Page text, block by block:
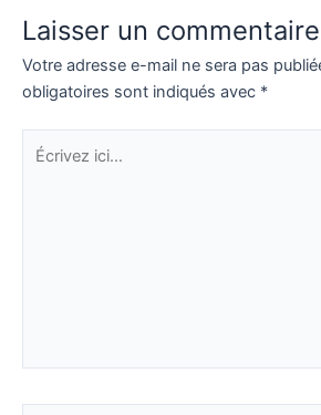
Laisser un commentaire
Votre adresse e-mail ne sera pas
obligatoires sont indiqués avec *
Écrivez
ici…